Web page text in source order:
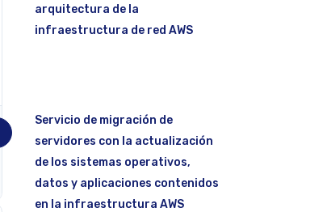
arquitectura de la
infraestructura de red AWS
Servicio de migración de
servidores con la actualización
de los sistemas operativos,
datos y aplicaciones contenidos
en la infraestructura AWS